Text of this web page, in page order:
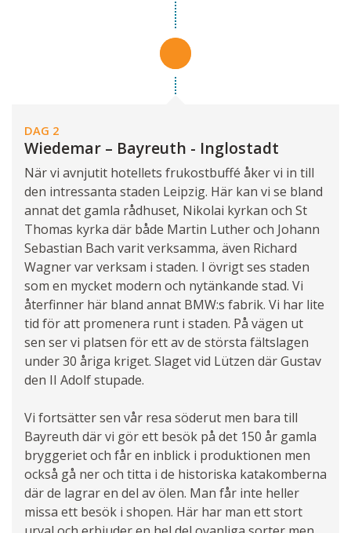
DAG 2
Wiedemar – Bayreuth - Inglostadt
När vi avnjutit hotellets frukostbuffé åker vi in till
den intressanta staden Leipzig. Här kan vi se bland
annat det gamla rådhuset, Nikolai kyrkan och St
Thomas kyrka där både Martin Luther och Johann
Sebastian Bach varit verksamma, även Richard
Wagner var verksam i staden. I övrigt ses staden
som en mycket modern och nytänkande stad. Vi
återfinner här bland annat BMW:s fabrik. Vi har lite
tid för att promenera runt i staden. På vägen ut
sen ser vi platsen för ett av de största fältslagen
under 30 åriga kriget. Slaget vid Lützen där Gustav
den II Adolf stupade.
Vi fortsätter sen vår resa söderut men bara till
Bayreuth där vi gör ett besök på det 150 år gamla
bryggeriet och får en inblick i produktionen men
också gå ner och titta i de historiska katakomberna
där de lagrar en del av ölen. Man får inte heller
missa ett besök i shopen. Här har man ett stort